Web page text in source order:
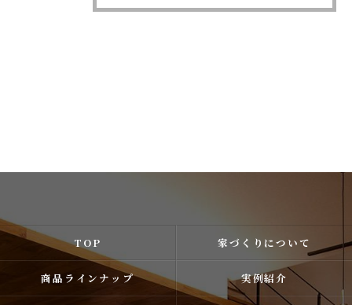
TOP 家づくりについて
商品ラインナップ 実例紹介